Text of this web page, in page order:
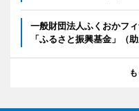
一般財団法人ふくおかフ
「ふるさと振興基金」（